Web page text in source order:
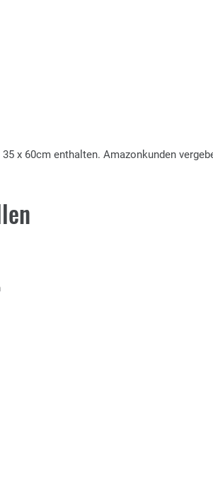
x 60cm enthalten. Amazonkunden